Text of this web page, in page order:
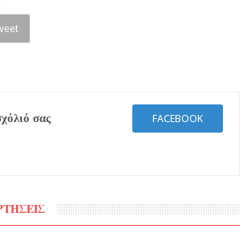
σας FACEBOOK